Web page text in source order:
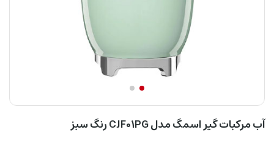
آب مرکبات گیر اسمگ مدل CJF01PG رنگ سبز